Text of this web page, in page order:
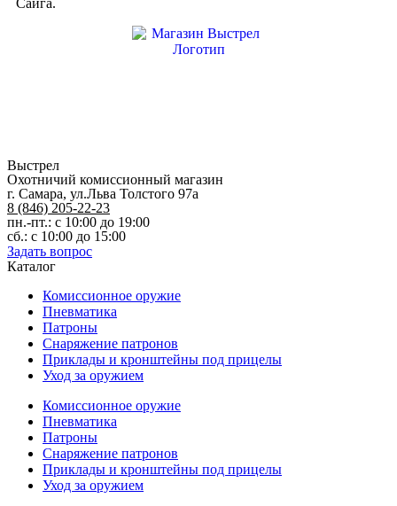
Выстрел
Охотничий комиссионный магазин
г. Самара, ул.Льва Толстого 97а
8 (846) 205-22-23
пн.-пт.: с 10:00 до 19:00
сб.: с 10:00 до 15:00
Задать вопрос
Каталог
Комиссионное оружие
Пневматика
Патроны
Снаряжение патронов
Приклады и кронштейны под прицелы
Уход за оружием
Комиссионное оружие
Пневматика
Патроны
Снаряжение патронов
Приклады и кронштейны под прицелы
Уход за оружием